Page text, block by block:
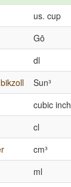
us. cup
Gō
dl
Sun³
cubic inch
cl
cm³
ml